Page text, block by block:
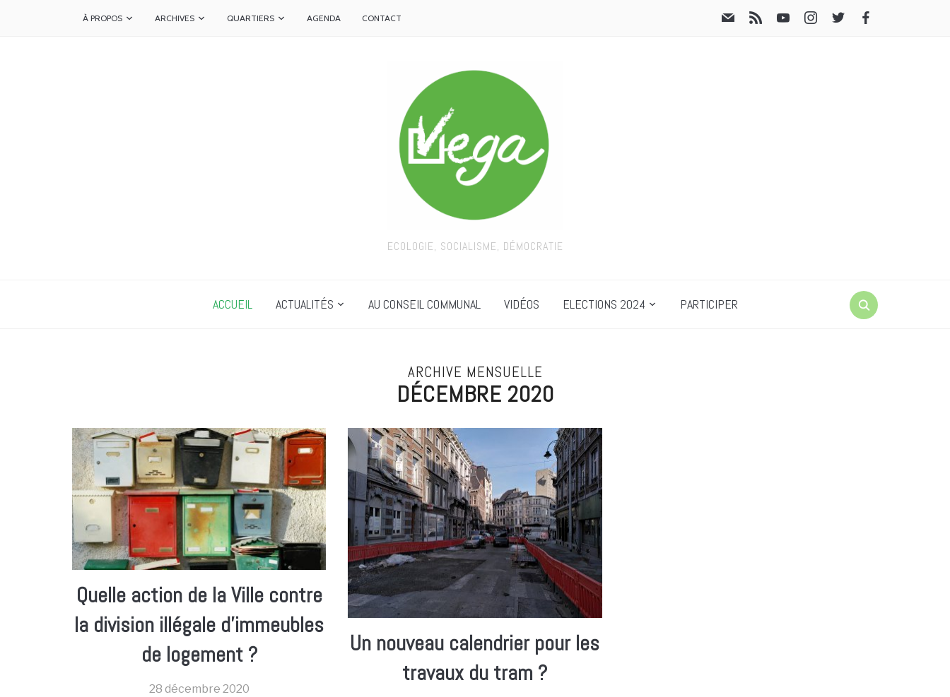
À PROPOS ARCHIVES QUARTIERS AGENDA CONTACT
ECOLOGIE, SOCIALISME, DÉMOCRATIE
ACCUEIL ACTUALITÉS AU CONSEIL COMMUNAL VIDÉOS ELECTIONS 2024 PARTICIPER
ARCHIVE MENSUELLE
DÉCEMBRE 2020
Quelle action de la Ville contre
la division illégale d’immeubles
de logement ?
28 décembre 2020
Un nouveau calendrier pour les
travaux du tram ?